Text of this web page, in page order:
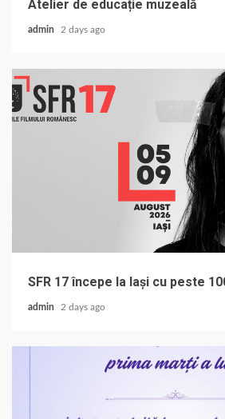
Atelier de educație muzeală
admin 2 days ago
SFR 17 începe la Iași cu peste
admin 2 days ago